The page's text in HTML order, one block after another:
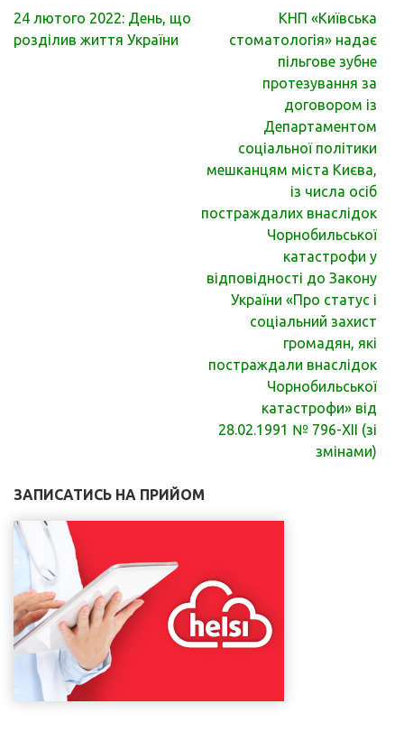
Навігація
записів
24 лютого 2022: День, що
розділив життя України
КНП «Київська
стоматологія» надає
пільгове зубне
протезування за
договором із
Департаментом
соціальної політики
мешканцям міста Києва,
із числа осіб
постраждалих внаслідок
Чорнобильської
катастрофи у
відповідності до Закону
України «Про статус і
соціальний захист
громадян, які
постраждали внаслідок
Чорнобильської
катастрофи» від
28.02.1991 № 796-ХІІ (зі
змінами)
ЗАПИСАТИСЬ НА ПРИЙОМ